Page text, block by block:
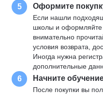
5 Оформите
Если нашли
школы и оформляйте
внимательно
условия возврата,
Иногда нужна
дополнительные
6 Начните
После покупки вы